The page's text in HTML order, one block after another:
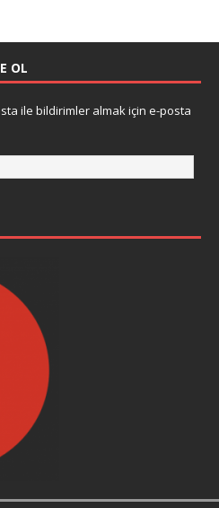
OL
ile bildirimler almak için e-posta